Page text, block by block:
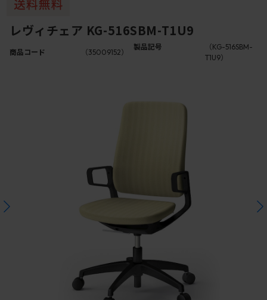
レヴィチェア KG-516SBM-T1U9
商品コード （35009152）
製品記号
（KG-516SBM-
T1U9）